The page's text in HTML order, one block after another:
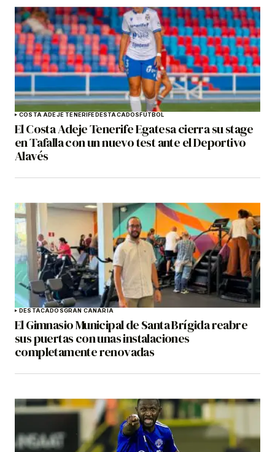
COSTA ADEJE TENERIFEDESTACADOSFÚTBOL
El Costa Adeje Tenerife Egatesa cierra su stage
en Tafalla con un nuevo test ante el Deportivo
Alavés
DESTACADOSGRAN CANARIA
El Gimnasio Municipal de Santa Brígida reabre
sus puertas con unas instalaciones
completamente renovadas